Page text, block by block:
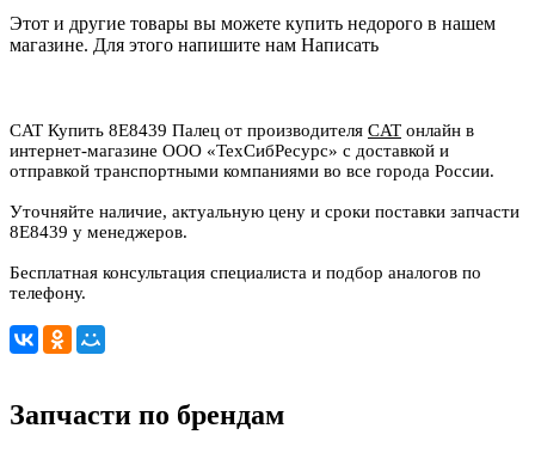
Этот и другие товары вы можете купить недорого в нашем
магазине. Для этого напишите нам Написать
CAT Купить 8E8439 Палец от производителя CAT онлайн в
интернет-магазине ООО «ТехСибРесурс» с доставкой и
отправкой транспортными компаниями во все города России.
Уточняйте наличие, актуальную цену и сроки поставки запчасти
8E8439 у менеджеров.
Бесплатная консультация специалиста и подбор аналогов по
телефону.
Запчасти по брендам